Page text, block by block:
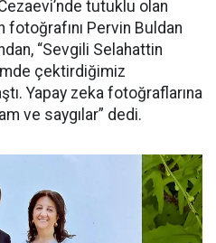
tutuklu olan
fotoğrafını Pervin Buldan
“Sevgili Selahattin
çektirdiğimiz
Yapay zeka fotoğraflarına
ve saygılar” dedi.